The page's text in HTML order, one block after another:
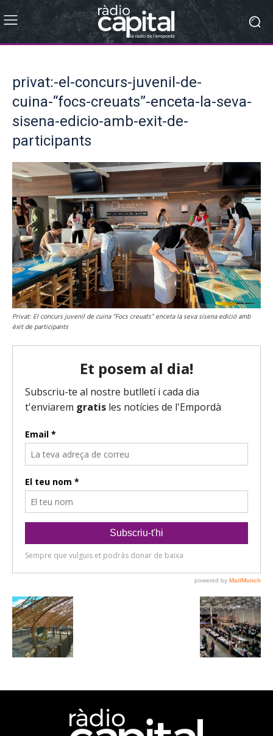
privat:-el-concurs-juvenil-de-
cuina-“focs-creuats”-enceta-la-seva-
sisena-edicio-amb-exit-de-
participants
Privat: El concurs juvenil de cuina “Focs creuats” enceta la seva sisena edició amb
èxit de participants